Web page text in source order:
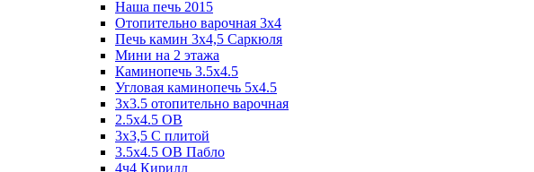
Наша печь 2015
Отопительно варочная 3х4
Печь камин 3х4,5 Саркюля
Мини на 2 этажа
Каминопечь 3.5х4.5
Угловая каминопечь 5х4.5
3х3.5 отопительно варочная
2.5х4.5 ОВ
3х3,5 C плитой
3.5х4.5 ОВ Пабло
4ч4 Кирилл